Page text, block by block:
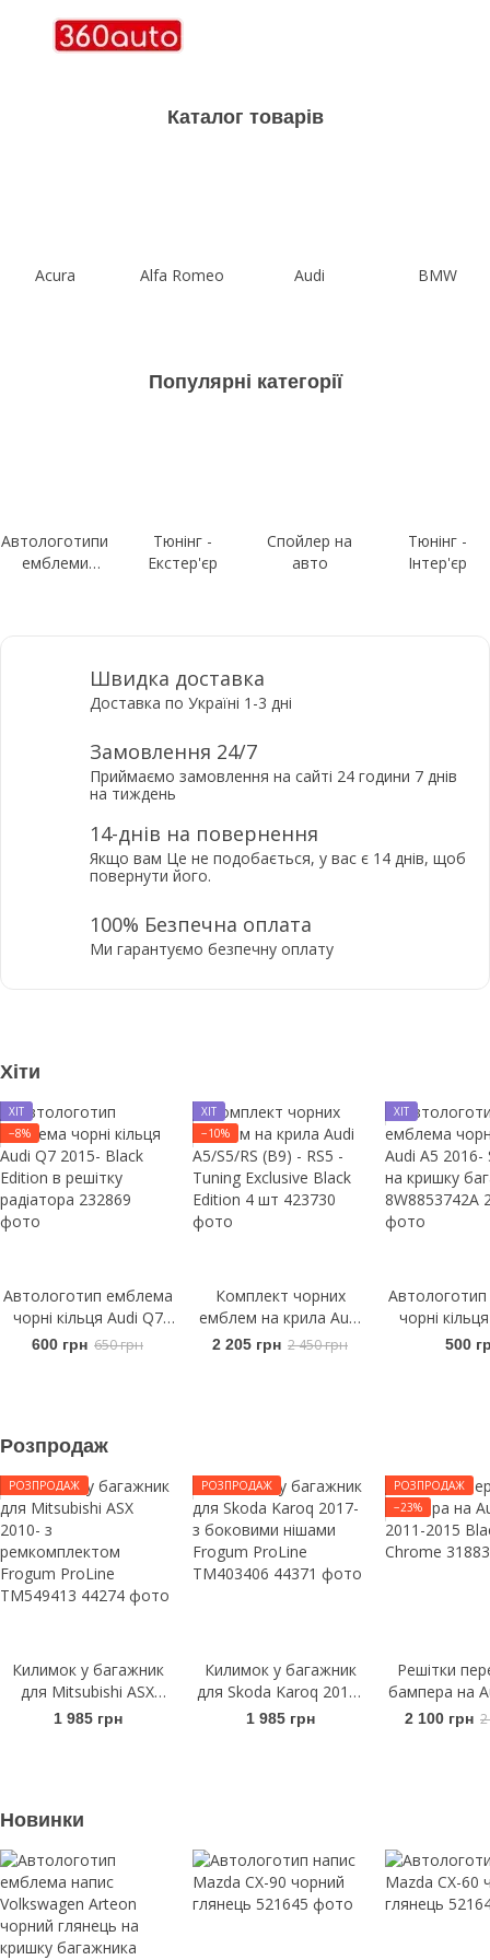
Каталог товарів
Acura Alfa Romeo Audi BMW
Популярні категорії
Автологотипи
емблеми
Тюнінг -
Екстер'єр
Спойлер на
авто
Тюнінг -
Інтер'єр
Швидка доставка
Доставка по Україні 1-3 дні
Замовлення 24/7
Приймаємо замовлення на сайті 24 години 7 днів
на тиждень
14-днів на повернення
Якщо вам Це не подобається, у вас є 14 днів, щоб
повернути його.
100% Безпечна оплата
Ми гарантуємо безпечну оплату
Хіти
ХІТ
−8%
Автологотип емблема
чорні кільця Audi Q7
2015- Black Edition в
600 грн 650 грн
ХІТ
−10%
Комплект чорних
емблем на крила Audi
A5/S5/RS (B9) - RS5 -
2 205 грн 2 450 грн
ХІТ
чорні
2016-500
Розпродаж
РОЗПРОДАЖ
Килимок у багажник
для Mitsubishi ASX
2010- з
1 985 грн
РОЗПРОДАЖ
Килимок у багажник
для Skoda Karoq 2017-
з боковими нішами
1 985 грн
РОЗПРОДАЖ
−23%
Решітки
бампера на
2011-
2 100 грн
Новинки